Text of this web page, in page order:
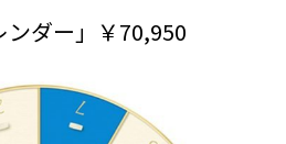
ンダー」￥70,950